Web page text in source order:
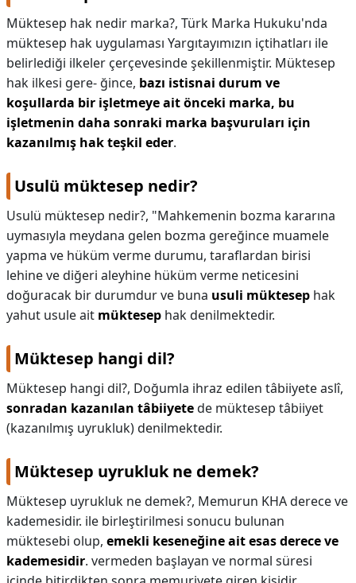
Müktesep hak nedir marka?, Türk Marka Hukuku'nda
müktesep hak uygulaması Yargıtayımızın içtihatları ile
belirlediği ilkeler çerçevesinde şekillenmiştir. Müktesep
hak ilkesi gere- ğince, bazı istisnai durum ve
koşullarda bir işletmeye ait önceki marka, bu
işletmenin daha sonraki marka başvuruları için
kazanılmış hak teşkil eder.
Usulü müktesep nedir?
Usulü müktesep nedir?, "Mahkemenin bozma kararına
uymasıyla meydana gelen bozma gereğince muamele
yapma ve hüküm verme durumu, taraflardan birisi
lehine ve diğeri aleyhine hüküm verme neticesini
doğuracak bir durumdur ve buna usuli müktesep hak
yahut usule ait müktesep hak denilmektedir.
Müktesep hangi dil?
Müktesep hangi dil?, Doğumla ihraz edilen tâbiiyete aslî,
sonradan kazanılan tâbiiyetede müktesep tâbiiyet
(kazanılmış uyrukluk) denilmektedir.
Müktesep uyrukluk ne demek?
Müktesep uyrukluk ne demek?, Memurun KHA derece ve
kademesidir. ile birleştirilmesi sonucu bulunan
müktesebi olup, emekli keseneğine ait esas derece ve
kademesidir. vermeden başlayan ve normal süresi